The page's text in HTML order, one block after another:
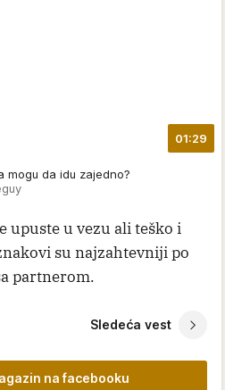
01:29
mogu da idu zajedno?
upuste u vezu ali teško i
su najzahtevniji po
partnerom.
Sledeća vest
na facebooku